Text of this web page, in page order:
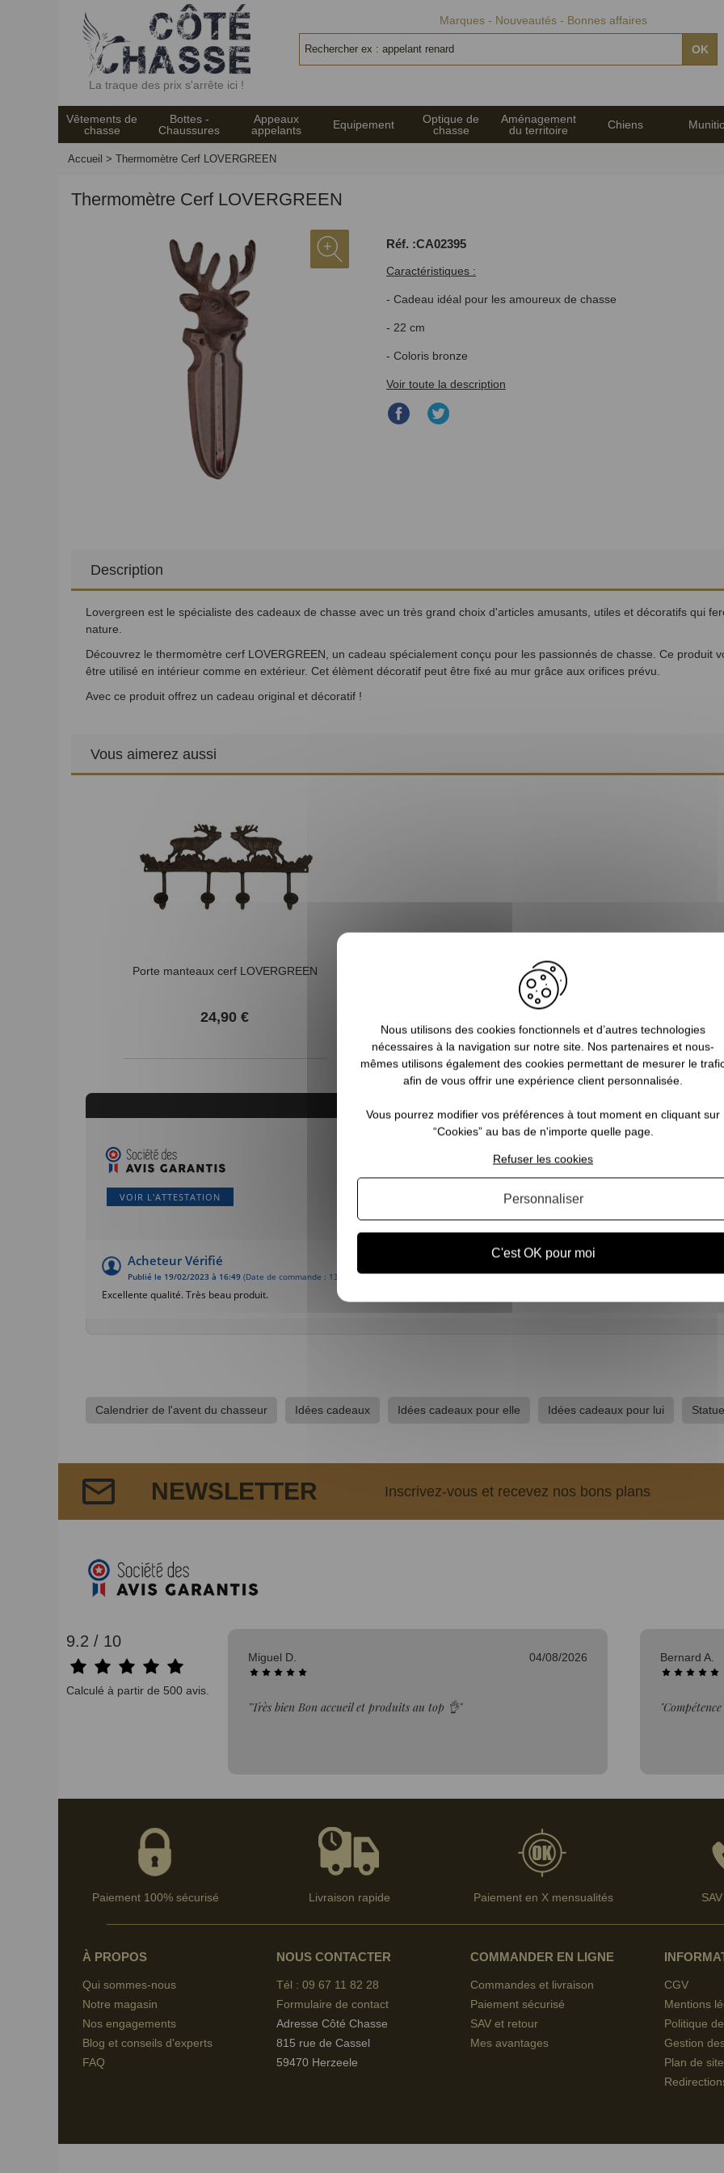
La traque des prix s'arrête ici !
Marques Nouveautés Bonnes affaires
OK
Vêtements de
chasse
Bottes -
Chaussures
Appeaux
appelants
Equipement
Optique de
chasse
Aménagement
du territoire
Chiens
Accueil > Thermomètre Cerf LOVERGREEN
Thermomètre Cerf LOVERGREEN
Réf. :CA02395
Caractéristiques :
- Cadeau idéal pour les amoureux de chasse
- 22 cm
- Coloris bronze
Voir toute la description
Partager
Description
Lovergreen est le spécialiste des cadeaux de chasse avec un très grand choix d'articles amusants, utiles et décoratifs qui
nature.
Découvrez le thermomètre cerf LOVERGREEN, un cadeau spécialement conçu pour les passionnés de chasse. Ce produit
être utilisé en intérieur comme en extérieur. Cet élèment décoratif peut être fixé au mur grâce aux orifices prévu.
Avec ce produit offrez un cadeau original et décoratif !
Vous aimerez aussi
Porte manteaux cerf LOVERGREEN
24,90 €
VOIR L'ATTESTATION 0
1★
0
2★ 3★ 4★
1
5★
Acheteur Vérifié
Publié le 19/02/2023 à 16:49 (Date de commande : 13/02/2023)
Excellente qualité. Très beau produit.
Calendrier de l'avent du chasseur Idées cadeaux Idées cadeaux pour elle Idées cadeaux pour lui
NEWSLETTER Inscrivez-vous et recevez nos bons plans
9.2 / 10
Calculé à partir de 500 avis.
04/08/2026 Bernard A. 03/08/2026
"Compétence Rapidité Prix Tout pour le mieux"
Denis B.
"Super
Paiement 100% sécurisé Livraison rapide Paiement en X mensualités
À PROPOS
Qui sommes-nous
Notre magasin
Nos engagements
Blog et conseils d'experts
FAQ
NOUS CONTACTER
Tél : 09 67 11 82 28
Formulaire de contact
Adresse Côté Chasse
815 rue de Cassel
59470 Herzeele
COMMANDER EN LIGNE
Commandes et livraison
Paiement sécurisé
SAV et retour
Mes avantages
CGV
Mentions
Politique
Gestion
Plan de site
Nous utilisons des cookies fonctionnels et d’autres technologies
nécessaires à la navigation sur notre site. Nos partenaires et nous-
mêmes utilisons également des cookies permettant de mesurer le
afin de vous offrir une expérience client personnalisée.
Vous pourrez modifier vos préférences à tout moment en cliquant sur
“Cookies” au bas de n'importe quelle page.
C'est OK pour moi
Refuser les cookies
Personnaliser